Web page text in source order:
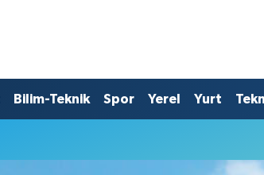
Bilim-Teknik Spor Yerel Yurt